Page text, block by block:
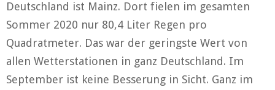
Deutschland ist Mainz. Dort fielen im gesamten
Sommer 2020 nur 80,4 Liter Regen pro
Quadratmeter. Das war der geringste Wert von
allen Wetterstationen in ganz Deutschland. Im
September ist keine Besserung in Sicht. Ganz im